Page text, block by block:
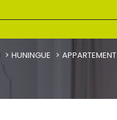
HUNINGUE APPARTEMENT